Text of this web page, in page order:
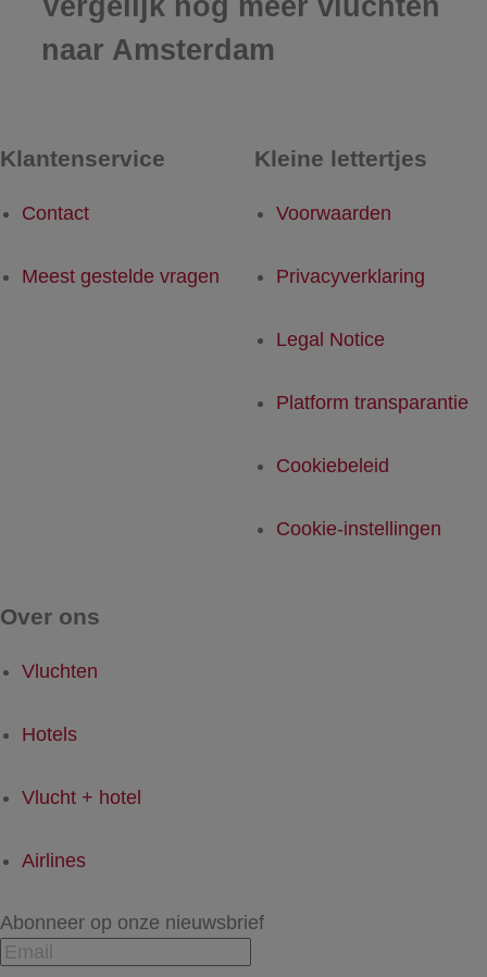
Vergelijk nog meer vluchten
naar Amsterdam
Klantenservice
Contact
Meest gestelde vragen
Kleine lettertjes
Voorwaarden
Privacyverklaring
Legal Notice
Platform transparantie
Cookiebeleid
Cookie-instellingen
Over ons
Vluchten
Hotels
Vlucht + hotel
Airlines
Abonneer op onze nieuwsbrief